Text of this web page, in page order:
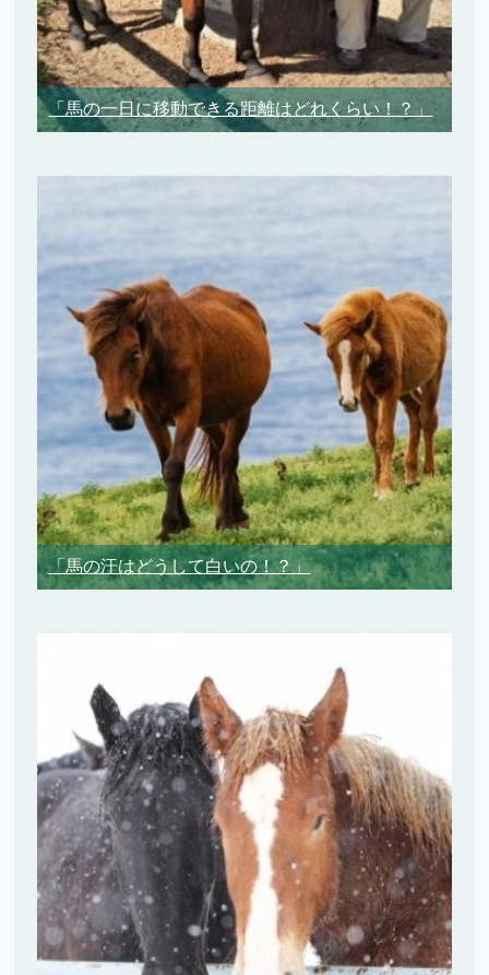
「馬の一日に移動できる距離はどれくらい！？」
「馬の汗はどうして白いの！？」